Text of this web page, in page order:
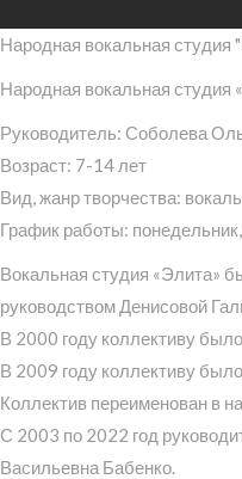
Народная вокальная студия
Народная вокальная студия
Руководитель: Соболева
Возраст: 7-14 лет
Вид, жанр творчества:
График работы:
Вокальная студия «Элита»
руководством Денисовой
В 2000 году коллективу
В 2009 году коллективу
Коллектив переименован в
С 2003 по 2022 год
Васильевна Бабенко.